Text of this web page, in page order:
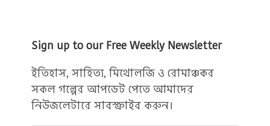
Sign up to our Free Weekly Newsletter
ইতিহাস, সাহিত্য, মিথোলজি ও রোমাঞ্চকর
সকল গল্পের আপডেট পেতে আমাদের
নিউজলেটারে সাবস্ক্রাইব করুন।